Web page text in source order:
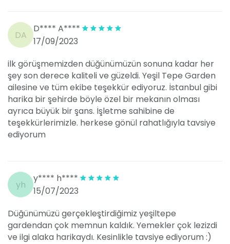
konumu sayesinde huzurlu bir ortam sunuyor.
İstanbul’un hareketli temposundan uzaklaşmak
isteyen çiftler ve davetliler için ulaşımı kolay, ancak
doğayla bütünleşmiş bir atmosfer sunan bu mekan,
düğün ve organizasyonlar için oldukça ideal. Açık
adresi ise şöyle;
Fatih Sultan Mehmet Mah. Mehmet Akif Ersoy Cad.
No:125 Ümraniye - İstanbul.
DA
D**** A****
17/09/2023
ilk görüşmemizden düğünümüzün sonuna kadar her
şey son derece kaliteli ve güzeldi. Yeşil Tepe Garden
ailesine ve tüm ekibe teşekkür ediyoruz. İstanbul gibi
harika bir şehirde böyle özel bir mekanın olması
ayrıca büyük bir şans. İşletme sahibine de
teşekkürlerimizle. herkese gönül rahatlığıyla tavsiye
ediyorum
yh
y**** h****
15/07/2023
Düğünümüzü gerçekleştirdiğimiz yeşiltepe
gardendan çok memnun kaldık. Yemekler çok lezizdi
ve ilgi alaka harikaydı. Kesinlikle tavsiye ediyorum :)